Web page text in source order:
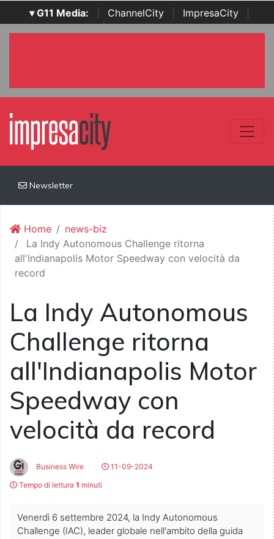
▾ G11 Media: ChannelCity ImpresaCity
SecurityOpenLab | Italian Channel Awards | Italian
Newsletter
Home
news-biz
La Indy Autonomous Challenge ritorna
all'Indianapolis Motor Speedway con velocità da
record
La Indy Autonomous
Challenge ritorna
all'Indianapolis Motor
Speedway con
velocità da record
Business Wire
11-09-2024
Tempo di lettura 1 minuti
Venerdì 6 settembre 2024, la Indy Autonomous
Challenge (IAC), leader globale nell'ambito della guida